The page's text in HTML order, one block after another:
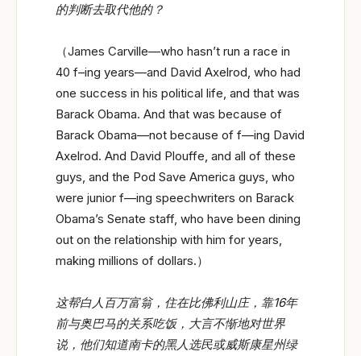
的判断去取代他的？
（James Carville—who hasn’t run a race in
40 f–ing years—and David Axelrod, who had
one success in his political life, and that was
Barack Obama. And that was because of
Barack Obama—not because of f—ing David
Axelrod. And David Plouffe, and all of these
guys, and the Pod Save America guys, who
were junior f—ing speechwriters on Barack
Obama’s Senate staff, who have been dining
out on the relationship with him for years,
making millions of dollars.）
这帮白人百万富翁，住在比佛利山庄，靠16年
前与奥巴马的关系吃饭，大言不惭地对世界
说，他们知道南卡的黑人选民或威斯康星州绿